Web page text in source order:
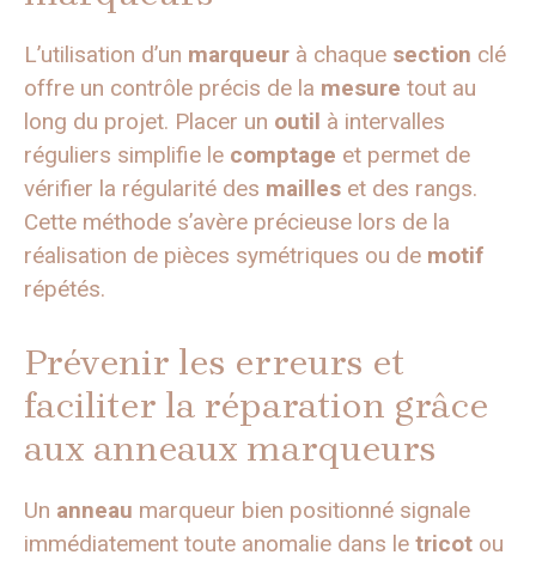
L’utilisation d’un marqueur à chaque section clé
offre un contrôle précis de la mesure tout au
long du projet. Placer un outil à intervalles
réguliers simplifie le comptage et permet de
vérifier la régularité des mailles et des rangs.
Cette méthode s’avère précieuse lors de la
réalisation de pièces symétriques ou de motif
répétés.
Prévenir les erreurs et
faciliter la réparation grâce
aux anneaux marqueurs
Un anneau marqueur bien positionné signale
immédiatement toute anomalie dans le tricot ou